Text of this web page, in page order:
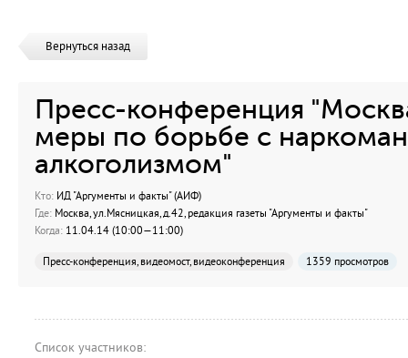
Вернуться назад
Пресс-конференция
меры по борьбе с
алкоголизмом"
Кто: ИД "Аргументы и факты" (АИФ)
Где: Москва, ул.Мясницкая, д.42, редакция газеты "Аргументы и факты"
Когда: 11.04.14 (10:00—11:00)
Пресс-конференция, видеомост, видеоконференция 1359 просмотров
Список участников: